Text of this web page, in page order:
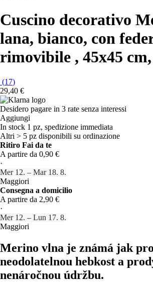
Cuscino decorativo
lana, bianco, con
rimovibile , 45x45 cm
(17)
29,40 €
Desidero pagare in 3 rate senza interessi
Aggiungi
In stock 1 pz, spedizione immediata
Altri > 5 pz disponibili su ordinazione
Ritiro Fai da te
A partire da 0,90 €
·
Mer 12. – Mar 18. 8.
Maggiori
Consegna a domicilio
A partire da 2,90 €
·
Mer 12. – Lun 17. 8.
Maggiori
Merino vlna je známá jak
neodolatelnou hebkost a
nenáročnou údržbu.